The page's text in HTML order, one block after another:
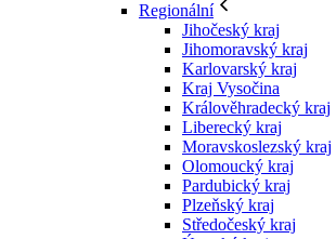
Regionální
Jihočeský kraj
Jihomoravský kraj
Karlovarský kraj
Kraj Vysočina
Králověhradecký kraj
Liberecký kraj
Moravskoslezský kraj
Olomoucký kraj
Pardubický kraj
Plzeňský kraj
Středočeský kraj